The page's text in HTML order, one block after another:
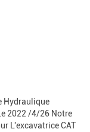
Hydraulique
2022 /4/26 Notre
L'excavatrice CAT